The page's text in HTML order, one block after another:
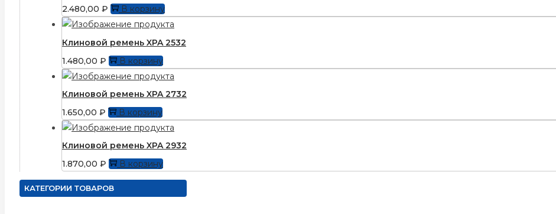
2.480,00 ₽ В корзину
Клиновой ремень XPA 2532
1.480,00 ₽ В корзину
Клиновой ремень XPA 2732
1.650,00 ₽ В корзину
Клиновой ремень XPA 2932
1.870,00 ₽ В корзину
КАТЕГОРИИ ТОВАРОВ